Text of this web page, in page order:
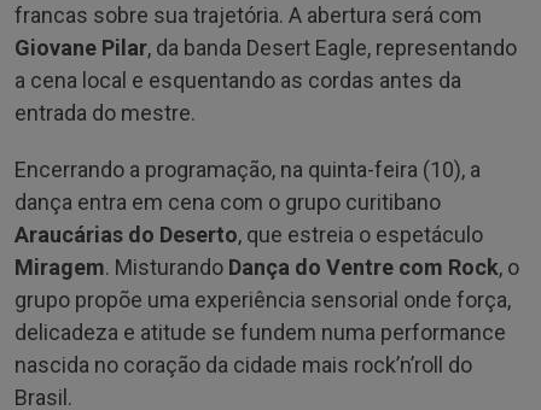
francas sobre sua trajetória. A abertura será com
Giovane Pilar, da banda Desert Eagle, representando
a cena local e esquentando as cordas antes da
entrada do mestre.
Encerrando a programação, na quinta-feira (10), a
dança entra em cena com o grupo curitibano
Araucárias do Deserto, que estreia o espetáculo
Miragem. Misturando Dança do Ventre com Rock, o
grupo propõe uma experiência sensorial onde força,
delicadeza e atitude se fundem numa performance
nascida no coração da cidade mais rock’n’roll do
Brasil.